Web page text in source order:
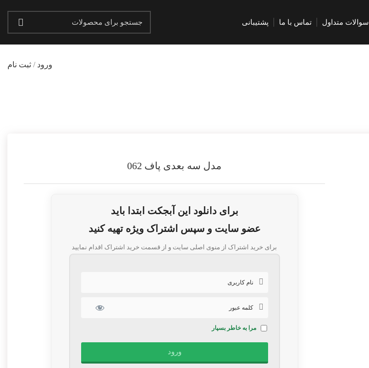
سوالات متداول تماس با ما پشتیبانی
ورود / ثبت نام
مدل سه بعدی پاف 062
برای دانلود این آبجکت ابتدا باید
عضو سایت و سپس اشتراک ویژه تهیه کنید
برای خرید اشتراک از منوی اصلی سایت و از قسمت خرید اشتراک اقدام نمایید
مرا به خاطر بسپار